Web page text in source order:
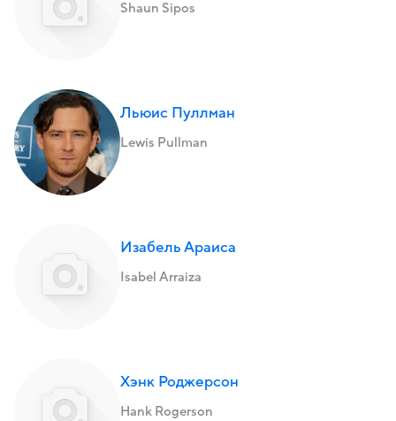
Shaun Sipos
Льюис Пуллман
Lewis Pullman
Изабель Араиса
Isabel Arraiza
Хэнк Роджерсон
Hank Rogerson